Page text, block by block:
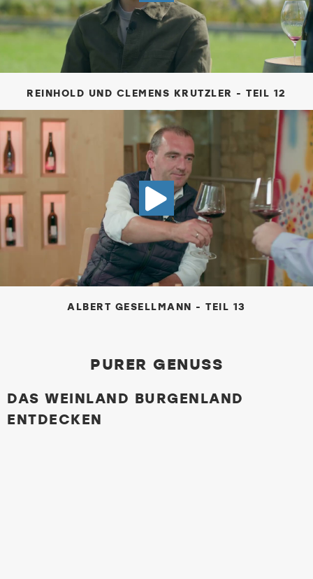
REINHOLD UND CLEMENS KRUTZLER - TEIL 12
VIDEO
ALBERT GESELLMANN - TEIL 13
PURER GENUSS
DAS WEINLAND BURGENLAND
ENTDECKEN